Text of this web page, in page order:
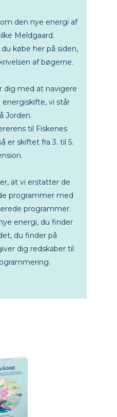
den nye energi af
Meldgaard.
købe her på siden,
af bøgerne.
dig med at navigere
vi står
Jorden.
til Fiskenes
er skiftet fra 3. til 5.
at vi erstatter de
programmer med
programmer.
energi, du finder
du finder på
dig redskaber til